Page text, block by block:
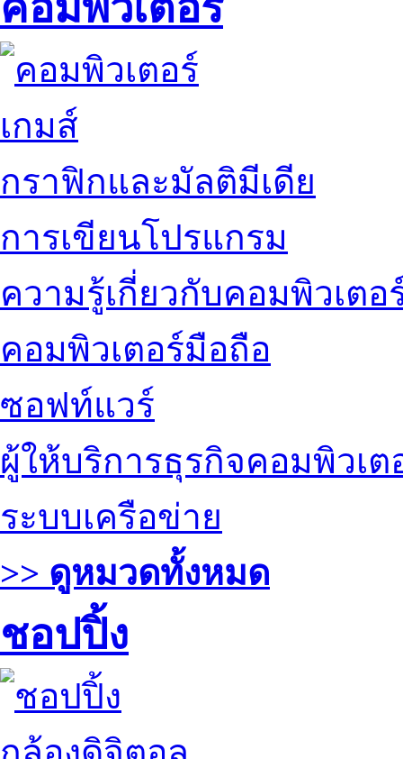
เกมส์
กราฟิกและมัลติมีเดีย
การเขียนโปรแกรม
ความรู้เกี่ยวกับคอมพิวเตอ
คอมพิวเตอร์มือถือ
ซอฟท์แวร์
ผู้ให้บริการธุรกิจคอมพิวเต
ระบบเครือข่าย
>> ดูหมวดทั้งหมด
ชอปปิ้ง